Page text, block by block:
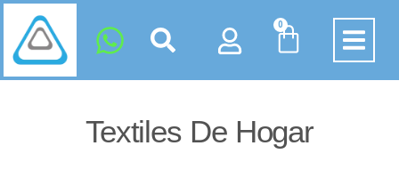
0
Textiles De Hogar